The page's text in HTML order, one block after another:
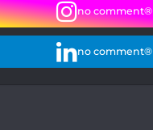
no comment®
no comment®